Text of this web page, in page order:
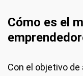
Cómo es el
Con el objetivo